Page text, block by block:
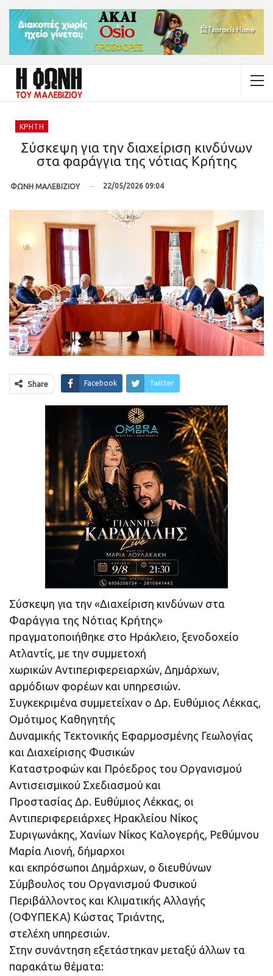
ΚΡΉΤΗ
Σύσκεψη για την διαχείριση κινδύνων
στα φαράγγια της νότιας Κρήτης
ΦΩΝΗ ΜΑΛΕΒΙΖΙΟΥ 22/05/2026 09:04
Share Facebook Twitter
Σύσκεψη για την «Διαχείριση κινδύνων στα
Φαράγγια της Νότιας Κρήτης»
πραγματοποιήθηκε στο Ηράκλειο, ξενοδοχείο
Ατλαντίς, με την συμμετοχή
χωρικών Αντιπεριφερειαρχών, Δημάρχων,
αρμόδιων φορέων και υπηρεσιών.
Συγκεκριμένα συμμετείχαν ο Δρ. Ευθύμιος Λέκκας,
Ομότιμος Καθηγητής
Δυναμικής Τεκτονικής Εφαρμοσμένης Γεωλογίας
και Διαχείρισης Φυσικών
Καταστροφών και Πρόεδρος του Οργανισμού
Αντισεισμικού Σχεδιασμού και
Προστασίας Δρ. Ευθύμιος Λέκκας, οι
Αντιπεριφερειάρχες Ηρακλείου Νίκος
Συριγωνάκης, Χανίων Νίκος Καλογερής, Ρεθύμνου
Μαρία Λιονή, δήμαρχοι
και εκπρόσωποι Δημάρχων, ο διευθύνων
Σύμβουλος του Οργανισμού Φυσικού
Περιβάλλοντος και Κλιματικής Αλλαγής
(ΟΦΥΠΕΚΑ) Κώστας Τριάντης,
στελέχη υπηρεσιών.
Στην συνάντηση εξετάστηκαν μεταξύ άλλων τα
παρακάτω θέματα: